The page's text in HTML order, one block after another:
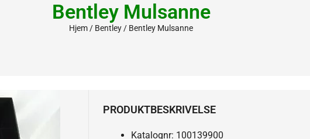
Bentley Mulsanne
Hjem / Bentley / Bentley Mulsanne
PRODUKTBESKRIVELSE
Katalognr: 100139900